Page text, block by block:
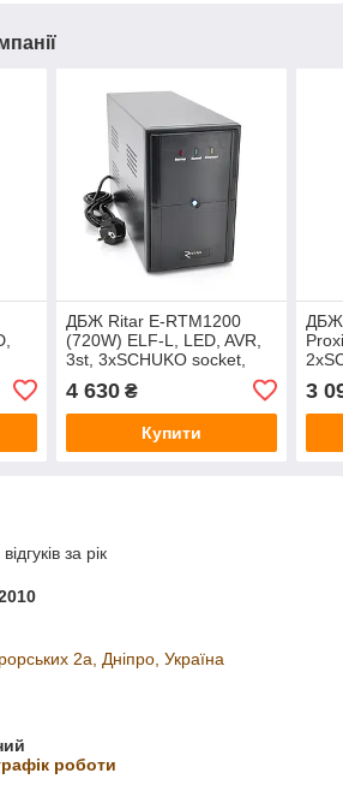
ДБЖ Ritar E-RTM1200
(720W) ELF-L, LED, AVR,
3st, 3xSCHUKO socket,
2x12V7Ah, metal Case Q2
(405*195*285) 10.2 кг
(340*120*190)
4 630₴
Купити
ДБЖ
3
за рік
2а, Дніпро, Україна
роботи